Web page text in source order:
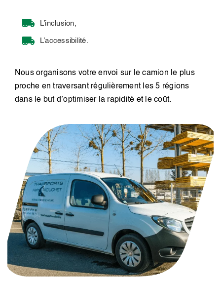
L’inclusion,
L’accessibilité.
Nous organisons votre envoi sur le camion le plus
proche en traversant régulièrement les 5 régions
dans le but d’optimiser la rapidité et le coût.